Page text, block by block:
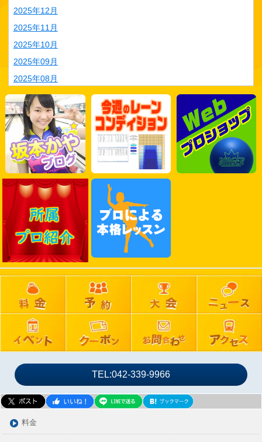
2025年12月
2025年11月
2025年10月
2025年09月
2025年08月
2025年07月
2025年06月
2025年05月
2025年04月
2025年03月
2025年02月
2025年01月
2024年12月
2024年11月
2024年10月
2024年09月
2024年08月
2024年07月
2024年06月
2024年05月
2024年04月
2024年03月
2024年02月
2024年01月
2023年12月
2023年11月
TEL:042-339-9966
料金